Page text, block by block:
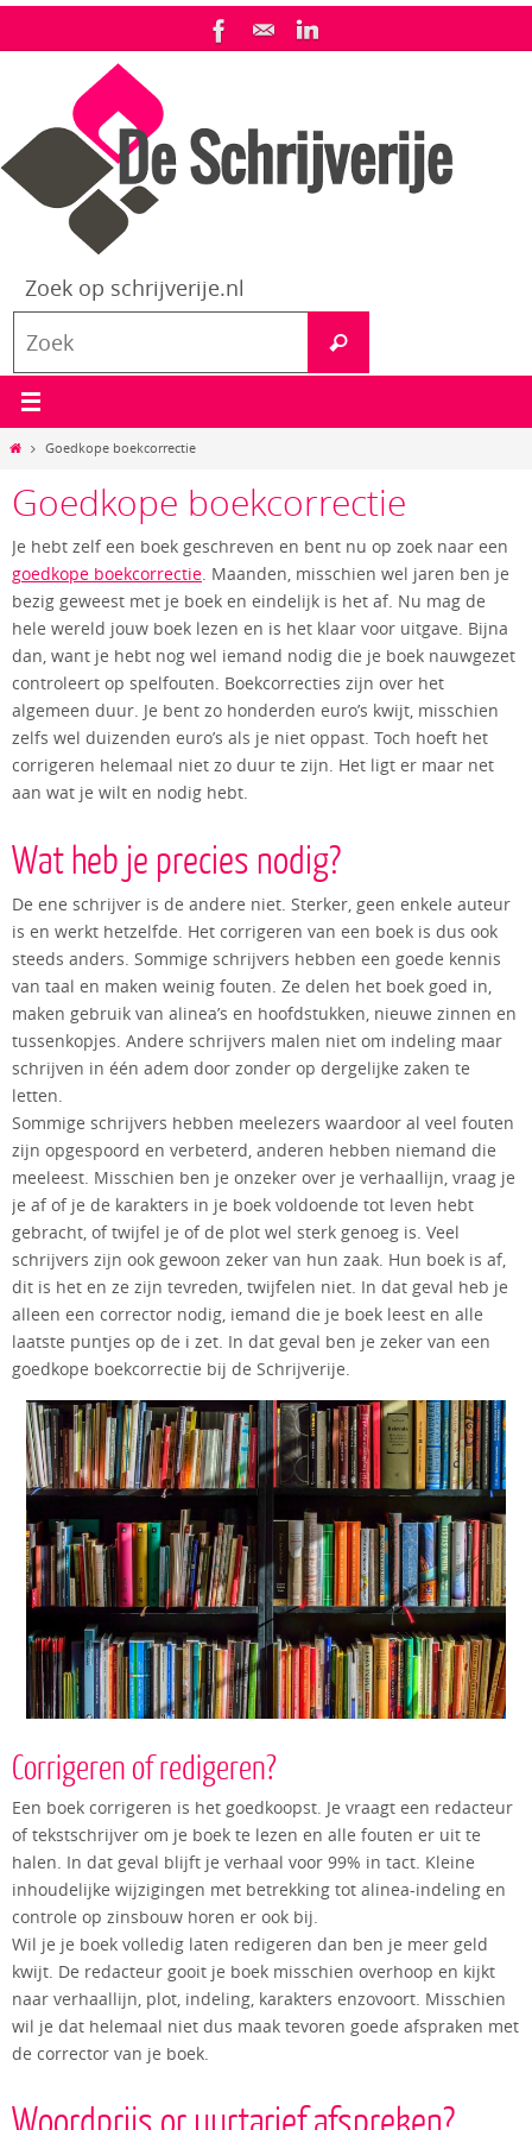
Zoek op schrijverije.nl
Zoek
HomeGoedkope boekcorrectie
Goedkope boekcorrectie
Je hebt zelf een boek geschreven en bent nu op zoek naar een
goedkope boekcorrectie. Maanden, misschien wel jaren ben je
bezig geweest met je boek en eindelijk is het af. Nu mag de
hele wereld jouw boek lezen en is het klaar voor uitgave. Bijna
dan, want je hebt nog wel iemand nodig die je boek nauwgezet
controleert op spelfouten. Boekcorrecties zijn over het
algemeen duur. Je bent zo honderden euro’s kwijt, misschien
zelfs wel duizenden euro’s als je niet oppast. Toch hoeft het
corrigeren helemaal niet zo duur te zijn. Het ligt er maar net
aan wat je wilt en nodig hebt.
Wat heb je precies nodig?
De ene schrijver is de andere niet. Sterker, geen enkele auteur
is en werkt hetzelfde. Het corrigeren van een boek is dus ook
steeds anders. Sommige schrijvers hebben een goede kennis
van taal en maken weinig fouten. Ze delen het boek goed in,
maken gebruik van alinea’s en hoofdstukken, nieuwe zinnen en
tussenkopjes. Andere schrijvers malen niet om indeling maar
schrijven in één adem door zonder op dergelijke zaken te
letten.
Sommige schrijvers hebben meelezers waardoor al veel fouten
zijn opgespoord en verbeterd, anderen hebben niemand die
meeleest. Misschien ben je onzeker over je verhaallijn, vraag je
je af of je de karakters in je boek voldoende tot leven hebt
gebracht, of twijfel je of de plot wel sterk genoeg is. Veel
schrijvers zijn ook gewoon zeker van hun zaak. Hun boek is af,
dit is het en ze zijn tevreden, twijfelen niet. In dat geval heb je
alleen een corrector nodig, iemand die je boek leest en alle
laatste puntjes op de i zet. In dat geval ben je zeker van een
goedkope boekcorrectie bij de Schrijverije.
Corrigeren of redigeren?
Een boek corrigeren is het goedkoopst. Je vraagt een redacteur
of tekstschrijver om je boek te lezen en alle fouten er uit te
halen. In dat geval blijft je verhaal voor 99% in tact. Kleine
inhoudelijke wijzigingen met betrekking tot alinea-indeling en
controle op zinsbouw horen er ook bij.
Wil je je boek volledig laten redigeren dan ben je meer geld
kwijt. De redacteur gooit je boek misschien overhoop en kijkt
naar verhaallijn, plot, indeling, karakters enzovoort. Misschien
wil je dat helemaal niet dus maak tevoren goede afspraken met
de corrector van je boek.